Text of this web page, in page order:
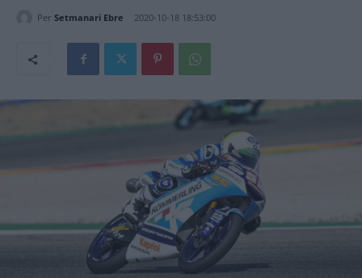
Per Setmanari Ebre 2020-10-18 18:53:00